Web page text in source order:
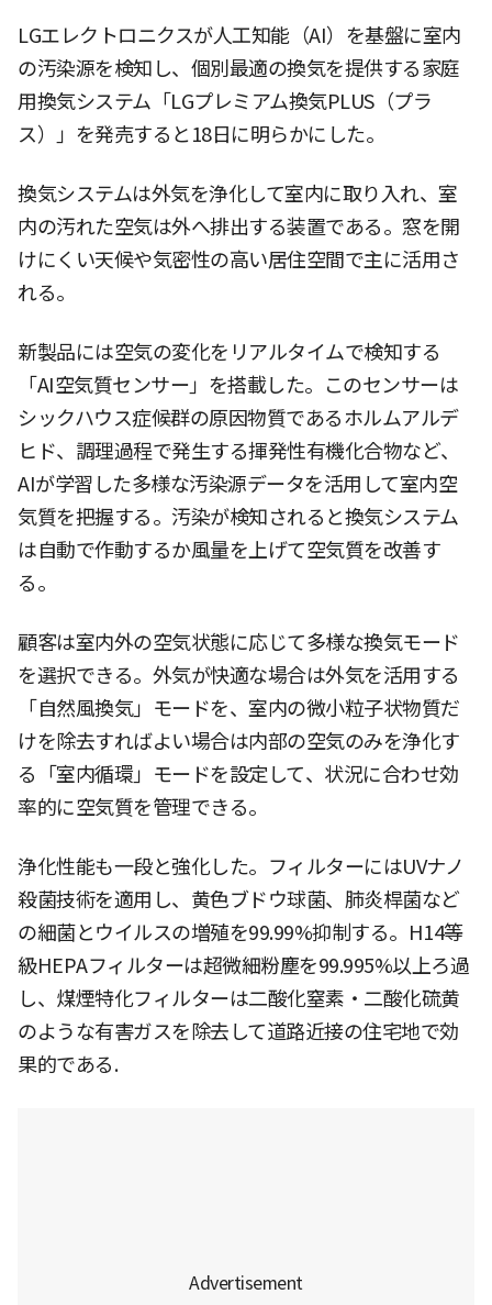
LGエレクトロニクスが人工知能（AI）を基盤に室内
の汚染源を検知し、個別最適の換気を提供する家庭
用換気システム「LGプレミアム換気PLUS（プラ
ス）」を発売すると18日に明らかにした。
換気システムは外気を浄化して室内に取り入れ、室
内の汚れた空気は外へ排出する装置である。窓を開
けにくい天候や気密性の高い居住空間で主に活用さ
れる。
新製品には空気の変化をリアルタイムで検知する
「AI空気質センサー」を搭載した。このセンサーは
シックハウス症候群の原因物質であるホルムアルデ
ヒド、調理過程で発生する揮発性有機化合物など、
AIが学習した多様な汚染源データを活用して室内空
気質を把握する。汚染が検知されると換気システム
は自動で作動するか風量を上げて空気質を改善す
る。
顧客は室内外の空気状態に応じて多様な換気モード
を選択できる。外気が快適な場合は外気を活用する
「自然風換気」モードを、室内の微小粒子状物質だ
けを除去すればよい場合は内部の空気のみを浄化す
る「室内循環」モードを設定して、状況に合わせ効
率的に空気質を管理できる。
浄化性能も一段と強化した。フィルターにはUVナノ
殺菌技術を適用し、黄色ブドウ球菌、肺炎桿菌など
の細菌とウイルスの増殖を99.99%抑制する。H14等
級HEPAフィルターは超微細粉塵を99.995%以上ろ過
し、煤煙特化フィルターは二酸化窒素・二酸化硫黄
のような有害ガスを除去して道路近接の住宅地で効
果的である.